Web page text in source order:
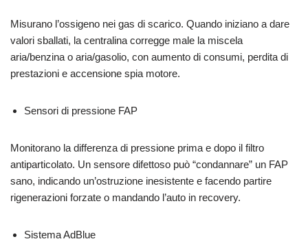
Misurano l’ossigeno nei gas di scarico. Quando iniziano a dare
valori sballati, la centralina corregge male la miscela
aria/benzina o aria/gasolio, con aumento di consumi, perdita di
prestazioni e accensione spia motore.
Sensori di pressione FAP
Monitorano la differenza di pressione prima e dopo il filtro
antiparticolato. Un sensore difettoso può “condannare” un FAP
sano, indicando un’ostruzione inesistente e facendo partire
rigenerazioni forzate o mandando l’auto in recovery.
Sistema AdBlue